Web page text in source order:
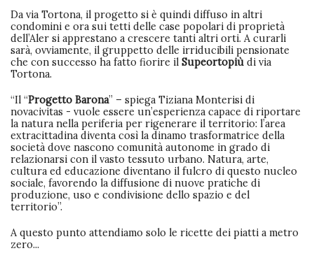
Da via Tortona, il progetto si è quindi diffuso in altri
condomini e ora sui tetti delle case popolari di proprietà
dell’Aler si apprestano a crescere tanti altri orti. A curarli
sarà, ovviamente, il gruppetto delle irriducibili pensionate
che con successo ha fatto fiorire il Supeortopiù di via
Tortona.
“Il “Progetto Barona” – spiega Tiziana Monterisi di
novacivitas - vuole essere un’esperienza capace di riportare
la natura nella periferia per rigenerare il territorio: l’area
extracittadina diventa così la dinamo trasformatrice della
società dove nascono comunità autonome in grado di
relazionarsi con il vasto tessuto urbano. Natura, arte,
cultura ed educazione diventano il fulcro di questo nucleo
sociale, favorendo la diffusione di nuove pratiche di
produzione, uso e condivisione dello spazio e del
territorio”.
A questo punto attendiamo solo le ricette dei piatti a metro
zero...